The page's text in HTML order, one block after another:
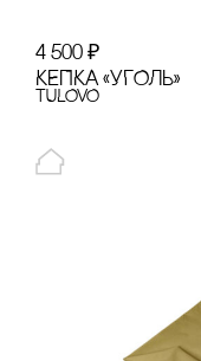
4 500 ₽
КЕПКА «УГОЛЬ»
TULOVO